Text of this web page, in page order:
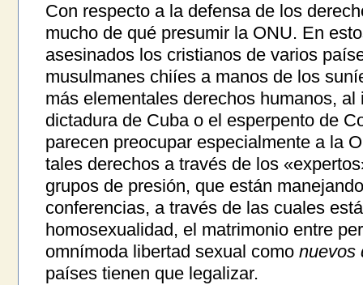
Con respecto a la defensa de los
mucho de qué presumir la ONU. En
asesinados los cristianos de varios
musulmanes chiíes a manos de los
más elementales derechos humanos,
dictadura de Cuba o el esperpento de
parecen preocupar especialmente a la
tales derechos a través de los
grupos de presión, que están
conferencias, a través de las cuales
homosexualidad, el matrimonio entre
omnímoda libertad sexual como nuevos
países tienen que legalizar.